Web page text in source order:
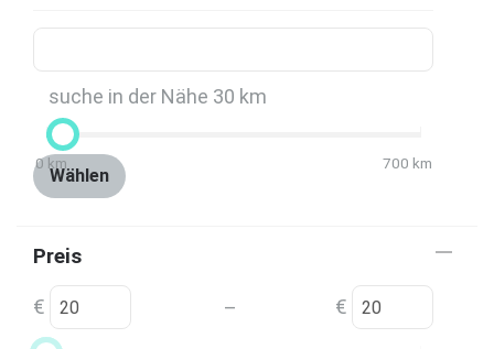
suche in der Nähe 30 km
0km 700 km
Wählen
Preis
€ – €